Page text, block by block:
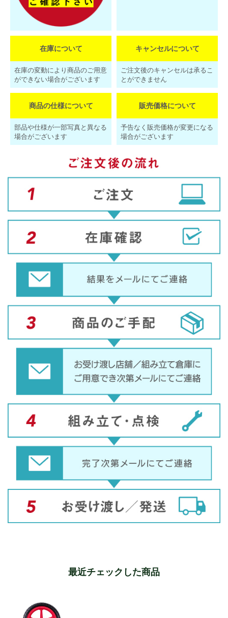
在庫について
在庫の変動により商品のご用意
ができない場合がございます
キャンセルについて
ご注文後のキャンセルは承るこ
とができません
商品の仕様について
部品や仕様が一部写真と異なる
場合がございます
販売価格について
予告なく販売価格が変更になる
場合がございます
最近チェックした商品